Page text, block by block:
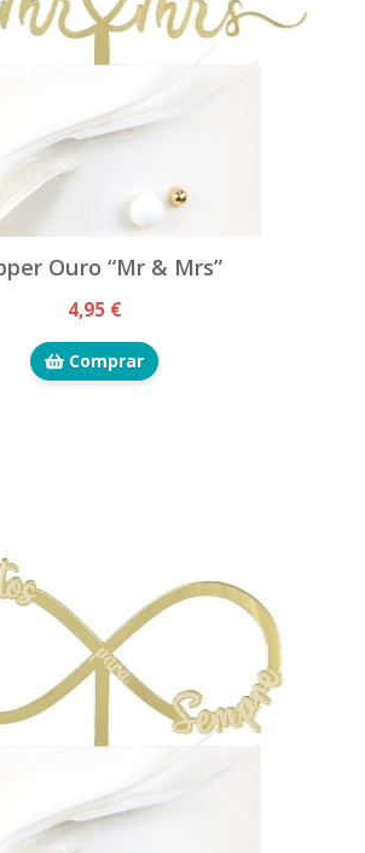
Ouro “Mr & Mrs”
4,95 €
Comprar